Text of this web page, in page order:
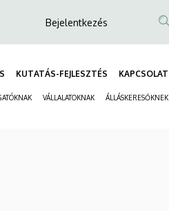
Anonim
Felhasználói
menüje
Bejelentkezés
KUTATÁS-FEJLESZTÉS KAPCSOLAT
VÁLLALATOKNAK ÁLLÁSKERESŐKNEK